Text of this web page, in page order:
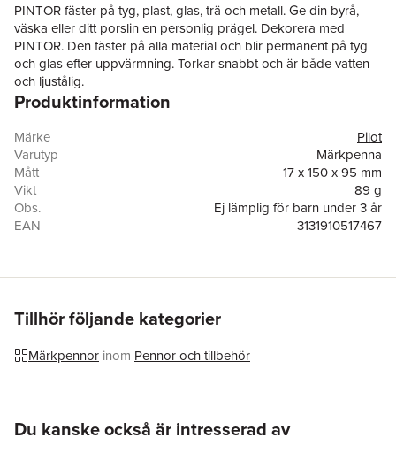
PINTOR fäster på tyg, plast, glas, trä och metall. Ge din byrå,
väska eller ditt porslin en personlig prägel. Dekorera med
PINTOR. Den fäster på alla material och blir permanent på tyg
och glas efter uppvärmning. Torkar snabbt och är både vatten-
och ljustålig.
Produktinformation
Märke
Pilot
Varutyp
Märkpenna
Mått
17 x 150 x 95 mm
Vikt
89 g
Obs.
Ej lämplig för barn under 3 år
EAN
3131910517467
Tillhör följande kategorier
Märkpennor inom Pennor och tillbehör
Du kanske också är intresserad av